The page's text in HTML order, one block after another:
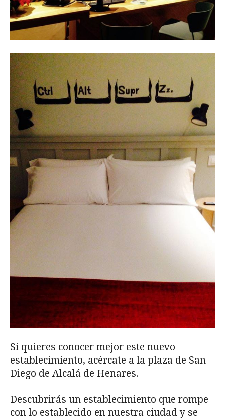
Si quieres conocer mejor este nuevo
establecimiento, acércate a la plaza de San
Diego de Alcalá de Henares.
Descubrirás un establecimiento que rompe
con lo establecido en nuestra ciudad y se